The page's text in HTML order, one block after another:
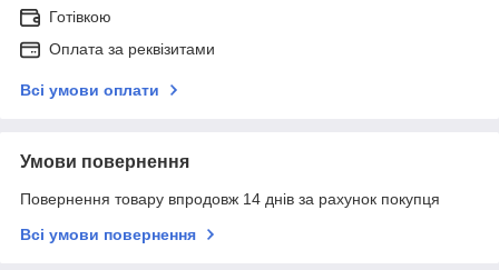
Готівкою
Оплата за реквізитами
Всі умови оплати
Умови повернення
Повернення товару впродовж 14 днів за рахунок покупця
Всі умови повернення